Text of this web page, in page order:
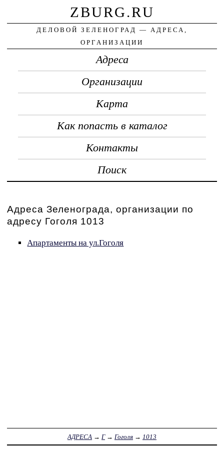
ZBURG.RU
ДЕЛОВОЙ ЗЕЛЕНОГРАД — АДРЕСА,
ОРГАНИЗАЦИИ
Адреса
Организации
Карта
Как попасть в каталог
Контакты
Поиск
Адреса Зеленограда, организации по
адресу Гоголя 1013
Апартаменты на ул.Гоголя
АДРЕСА → Г→ Гоголя → 1013